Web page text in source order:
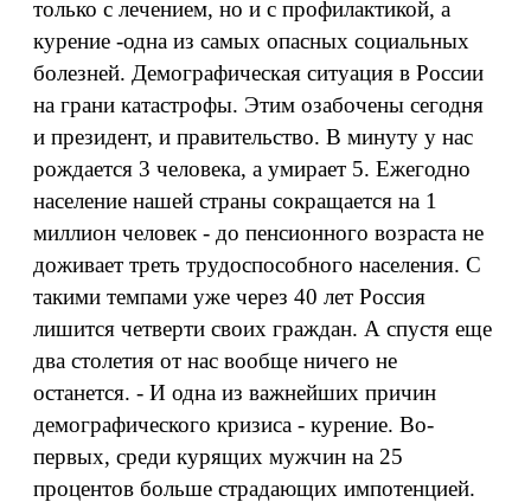
только с лечением, но и с профилактикой, а
курение -одна из самых опасных социальных
болезней. Демографическая ситуация в России
на грани катастрофы. Этим озабочены сегодня
и президент, и правительство. В минуту у нас
рождается 3 человека, а умирает 5. Ежегодно
население нашей страны сокращается на 1
миллион человек - до пенсионного возраста не
доживает треть трудоспособного населения. С
такими темпами уже через 40 лет Россия
лишится четверти своих граждан. А спустя еще
два столетия от нас вообще ничего не
останется. - И одна из важнейших причин
демографического кризиса - курение. Во-
первых, среди курящих мужчин на 25
процентов больше страдающих импотенцией.